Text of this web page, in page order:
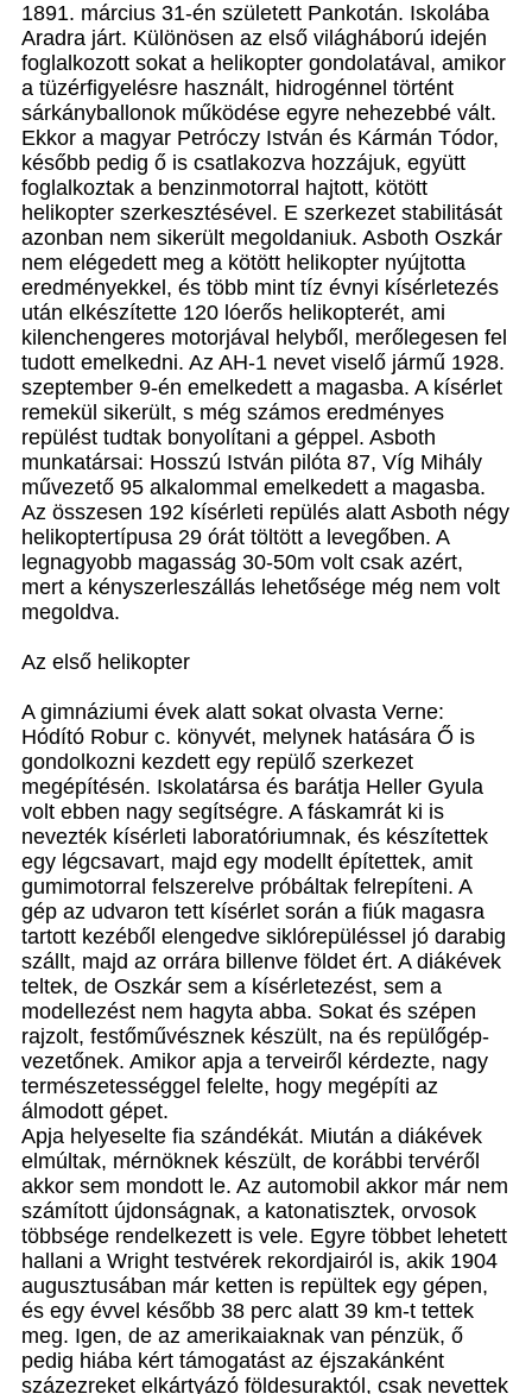
1891. március 31-én született Pankotán. Iskolába
Aradra járt. Különösen az első világháború idején
foglalkozott sokat a helikopter gondolatával, amikor
a tüzérfigyelésre használt, hidrogénnel történt
sárkányballonok működése egyre nehezebbé vált.
Ekkor a magyar Petróczy István és Kármán Tódor,
később pedig ő is csatlakozva hozzájuk, együtt
foglalkoztak a benzinmotorral hajtott, kötött
helikopter szerkesztésével. E szerkezet stabilitását
azonban nem sikerült megoldaniuk. Asboth Oszkár
nem elégedett meg a kötött helikopter nyújtotta
eredményekkel, és több mint tíz évnyi kísérletezés
után elkészítette 120 lóerős helikopterét, ami
kilenchengeres motorjával helyből, merőlegesen fel
tudott emelkedni. Az AH-1 nevet viselő jármű 1928.
szeptember 9-én emelkedett a magasba. A kísérlet
remekül sikerült, s még számos eredményes
repülést tudtak bonyolítani a géppel. Asboth
munkatársai: Hosszú István pilóta 87, Víg Mihály
művezető 95 alkalommal emelkedett a magasba.
Az összesen 192 kísérleti repülés alatt Asboth négy
helikoptertípusa 29 órát töltött a levegőben. A
legnagyobb magasság 30-50m volt csak azért,
mert a kényszerleszállás lehetősége még nem volt
megoldva.
Az első helikopter
A gimnáziumi évek alatt sokat olvasta Verne:
Hódító Robur c. könyvét, melynek hatására Ő is
gondolkozni kezdett egy repülő szerkezet
megépítésén. Iskolatársa és barátja Heller Gyula
volt ebben nagy segítségre. A fáskamrát ki is
nevezték kísérleti laboratóriumnak, és készítettek
egy légcsavart, majd egy modellt építettek, amit
gumimotorral felszerelve próbáltak felrepíteni. A
gép az udvaron tett kísérlet során a fiúk magasra
tartott kezéből elengedve siklórepüléssel jó darabig
szállt, majd az orrára billenve földet ért. A diákévek
teltek, de Oszkár sem a kísérletezést, sem a
modellezést nem hagyta abba. Sokat és szépen
rajzolt, festőművésznek készült, na és repülőgép-
vezetőnek. Amikor apja a terveiről kérdezte, nagy
természetességgel felelte, hogy megépíti az
álmodott gépet.
Apja helyeselte fia szándékát. Miután a diákévek
elmúltak, mérnöknek készült, de korábbi tervéről
akkor sem mondott le. Az automobil akkor már nem
számított újdonságnak, a katonatisztek, orvosok
többsége rendelkezett is vele. Egyre többet lehetett
hallani a Wright testvérek rekordjairól is, akik 1904
augusztusában már ketten is repültek egy gépen,
és egy évvel később 38 perc alatt 39 km-t tettek
meg. Igen, de az amerikaiaknak van pénzük, ő
pedig hiába kért támogatást az éjszakánként
százezreket elkártyázó földesuraktól, csak nevettek